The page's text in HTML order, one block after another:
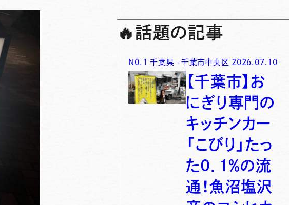
🔥 話題の記事
N0. 1 千葉県 -千葉市中央区 2026.07.10
【千葉市】お
にぎり専門の
キッチンカー
「こびり」たっ
た0．1％の流
通！魚沼塩沢